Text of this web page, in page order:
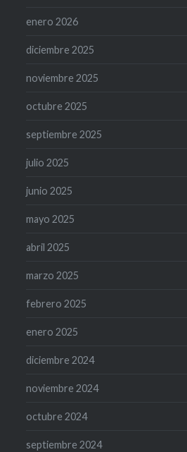
enero 2026
diciembre 2025
noviembre 2025
octubre 2025
septiembre 2025
julio 2025
junio 2025
mayo 2025
abril 2025
marzo 2025
febrero 2025
enero 2025
diciembre 2024
noviembre 2024
octubre 2024
septiembre 2024